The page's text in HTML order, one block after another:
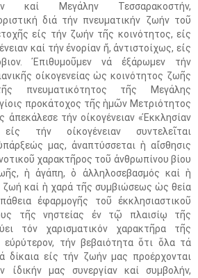
καί Μεγάλην Τεσσαρακοστήν,
διά τήν πνευματικήν ζωήν τοῦ
εἰς τήν ζωήν τῆς κοινότητος, εἰς
καί τήν ἐνορίαν ἤ, ἀντιστοίχως, εἰς
Ἐπιθυμοῦμεν νά ἐξάρωμεν τήν
οἰκογενείας ὡς κοινότητος ζωῆς
πνευματικότητος τῆς Μεγάλης
προκάτοχος τῆς ἡμῶν Μετριότητος
ἀπεκάλεσε τήν οἰκογένειαν «Ἐκκλησίαν
τήν οἰκογένειαν συντελεῖται
μας, ἀναπτύσσεται ἡ αἴσθησις
χαρακτῆρος τοῦ ἀνθρωπίνου βίου
ἡ ἀγάπη, ὁ ἀλληλοσεβασμός καί ἡ
ζωή καί ἡ χαρά τῆς συμβιώσεως ὡς θεία
ἐφαρμογῆς τοῦ ἐκκλησιαστικοῦ
τῆς νηστείας ἐν τῷ πλαισίῳ τῆς
τόν χαρισματικόν χαρακτῆρα τῆς
εὐρύτερον, τήν βεβαιότητα ὅτι ὅλα τά
δίκαια εἰς τήν ζωήν μας προέρχονται
ἰδικήν μας συνεργίαν καί συμβολήν,